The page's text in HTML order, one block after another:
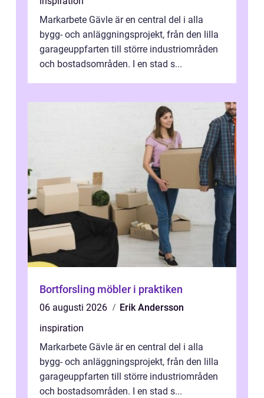
Markarbete Gävle är en central del i alla
bygg- och anläggningsprojekt, från den lilla
garageuppfarten till större industriområden
och bostadsområden. I en stad s...
Bortforsling möbler i praktiken
06 augusti 2026
Erik Andersson
inspiration
Markarbete Gävle är en central del i alla
bygg- och anläggningsprojekt, från den lilla
garageuppfarten till större industriområden
och bostadsområden. I en stad s...